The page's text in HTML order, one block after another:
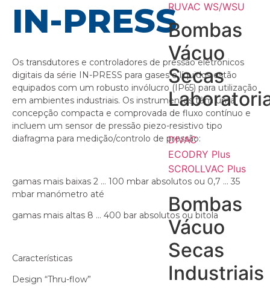
RUVAC WS/WSU
Bombas
Vácuo
Secas
DIVAC
ECODRY Plus
SCROLLVAC Plus
Bombas
Vácuo
Secas
Industriais
IN-PRESS
Os transdutores e controladores de pressão eletrónicos
digitais da série IN-PRESS para gases e líquidos estão
equipados com um robusto invólucro (IP65) para utilização
em ambientes industriais. Os instrumentos têm uma
concepção compacta e comprovada de fluxo contínuo e
incluem um sensor de pressão piezo-resistivo tipo
diafragma para medição/controlo de pressão:
gamas mais baixas 2 … 100 mbar absolutos ou 0,7 … 35
mbar manómetro até
gamas mais altas 8 … 400 bar absolutos ou bitola
Características
Design “Thru-flow”